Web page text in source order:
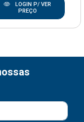
LOGIN P/ VER
PREÇO